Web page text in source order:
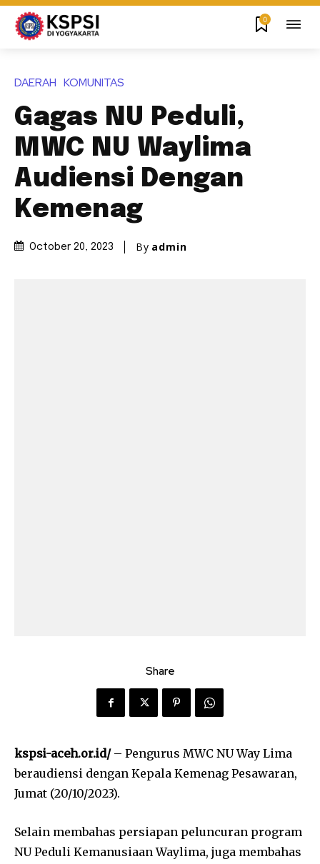
0
DAERAH KOMUNITAS
Gagas NU Peduli,
MWC NU Waylima
Audiensi Dengan
Kemenag
October 20, 2023 By admin
Share
kspsi-aceh.or.id/– Pengurus MWC NU Way Lima
beraudiensi dengan Kepala Kemenag Pesawaran,
Jumat (20/10/2023).
Selain membahas persiapan peluncuran program
NU Peduli Kemanusiaan Waylima, juga membahas